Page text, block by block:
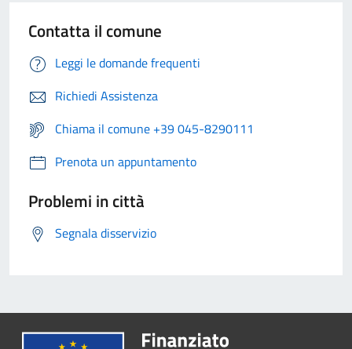
Contatta il comune
Leggi le domande frequenti
Richiedi Assistenza
Chiama il comune +39 045-8290111
Prenota un appuntamento
Problemi in città
Segnala disservizio